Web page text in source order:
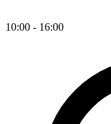
10:00 - 16:00